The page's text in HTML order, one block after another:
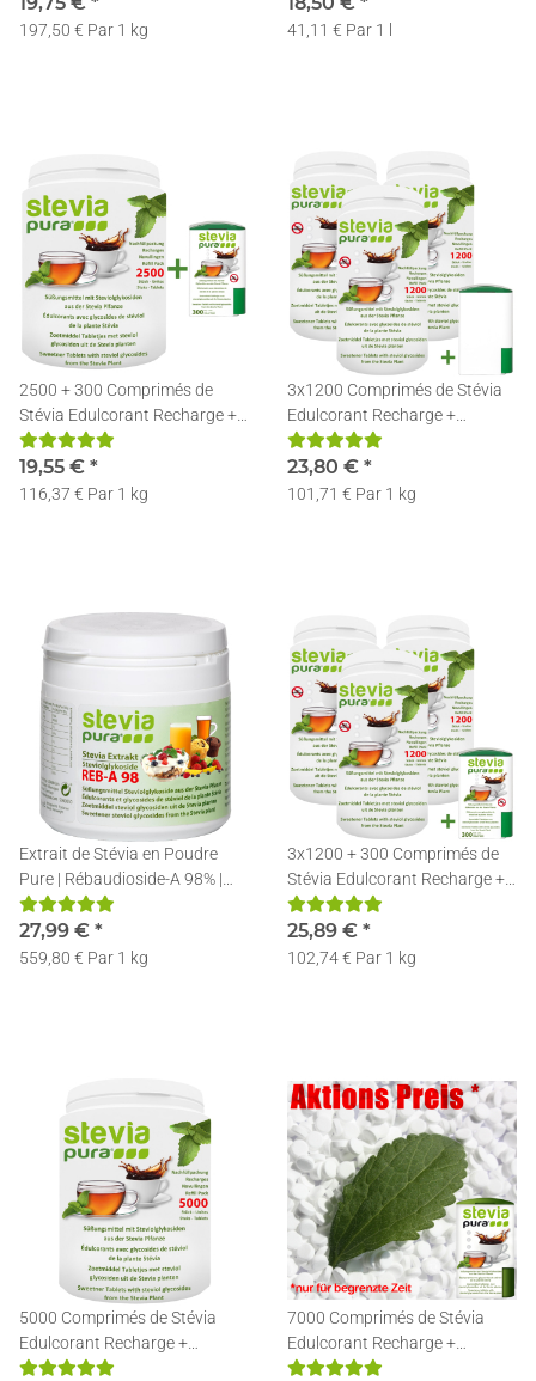
197,50 € Par 1 kg 41,11 € Par 1 l
2500 + 300 Comprimés de
Stévia Edulcorant Recharge +
Distributeur
19,55 € *
116,37 € Par 1 kg
3x1200 Comprimés de Stévia
Edulcorant Recharge +
Distributeur
23,80 € *
101,71 € Par 1 kg
Extrait de Stévia en Poudre
Pure | Rébaudioside-A 98% |
Avec Cuillère de Dosage | 50g
27,99 € *
559,80 € Par 1 kg
3x1200 + 300 Comprimés de
Stévia Edulcorant Recharge +
Distributeur
25,89 € *
102,74 € Par 1 kg
5000 Comprimés de Stévia
Edulcorant Recharge +
Distributeur
7000 Comprimés de Stévia
Edulcorant Recharge +
Distributeur